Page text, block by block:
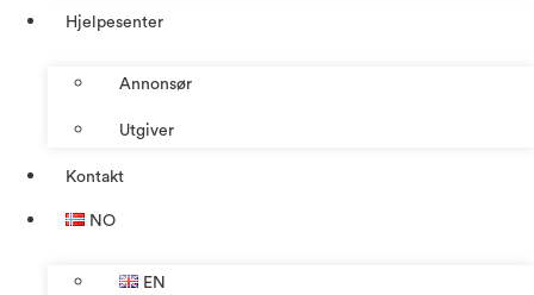
Hjelpesenter
Annonsør
Utgiver
Kontakt
NO
EN